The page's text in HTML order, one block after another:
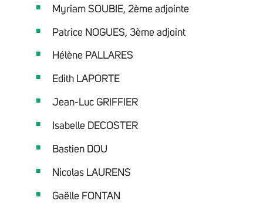
Myriam SOUBIE, 2ème adjointe
Patrice NOGUES, 3ème adjoint
Hélène PALLARES
Edith LAPORTE
Jean-Luc GRIFFIER
Isabelle DECOSTER
Bastien DOU
Nicolas LAURENS
Gaëlle FONTAN